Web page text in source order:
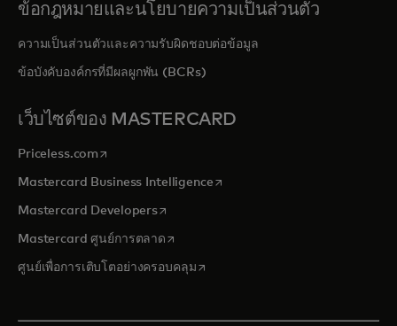
ข้อกฎหมายและนโยบายความเป็นส่วนตัว
ความเป็นส่วนตัวและความรับผิดชอบต่อข้อมูล
ข้อบังคับองค์กรที่มีผลผูกพัน (BCRs)
เว็บไซต์ของ MASTERCARD
Priceless.com opens in a new tab
Mastercard Business Intelligenceopens in a new tab
Mastercard Developersopens in a new tab
Mastercard ศูนย์การตลาด opens in a new tab
ศูนย์เพื่อการเติบโตอย่างครอบคลุมopens in a new tab